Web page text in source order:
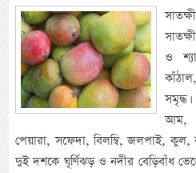
ও
আম,
পেয়ারা, সফেদা, বিলম্বি, জলপাই,
দুই দশকে ঘূর্ণিঝড় ও নদীর বেড়িবাঁধ